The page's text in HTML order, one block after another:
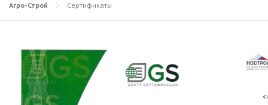
Агро-Строй Сертификаты